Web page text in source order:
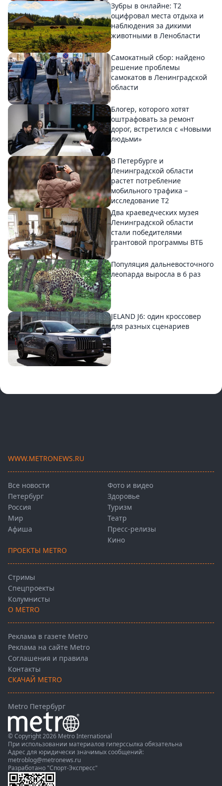
Зубры в онлайне: Т2
оцифровал места отдыха и
наблюдения за дикими
животными в Ленобласти
Самокатный сбор: найдено
решение проблемы
самокатов в Ленинградской
области
Блогер, которого хотят
оштрафовать за ремонт
дорог, встретился с «Новыми
людьми»
В Петербурге и
Ленинградской области
растет потребление
мобильного трафика –
исследование T2
Два краеведческих музея
Ленинградской области
стали победителями
грантовой программы ВТБ
Популяция дальневосточного
леопарда выросла в 6 раз
JELAND J6: один кроссовер
для разных сценариев
WWW.METRONEWS.RU
Все новости
Петербург
Россия
Мир
Афиша
Фото и видео
Здоровье
Туризм
Театр
Пресс-релизы
Кино
ПРОЕКТЫ METRO
Стримы
Спецпроекты
Колумнисты
О METRO
Реклама в газете Metro
Реклама на сайте Metro
Соглашения и правила
Контакты
СКАЧАЙ METRO
Metro Петербург
© Copyright 2026 Metro International
При использовании материалов гиперссылка обязательна
Адрес для юридически значимых сообщений:
metroblog@metronews.ru
Разработано "Спорт-Экспресс"